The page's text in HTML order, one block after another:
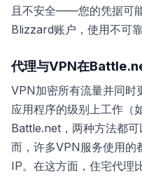
且不安全——您的凭据可
Blizzard账户，使用不可
代理与VPN在
VPN加密所有流量并同时
应用程序的级别上工作（
Battle.net，两种方法都
而，许多VPN服务使用的
IP。在这方面，住宅代理